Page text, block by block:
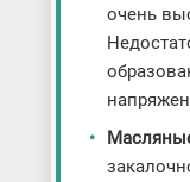
очень